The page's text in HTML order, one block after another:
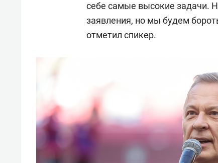
себе самые высокие задачи.
заявления, но мы будем
отметил спикер.